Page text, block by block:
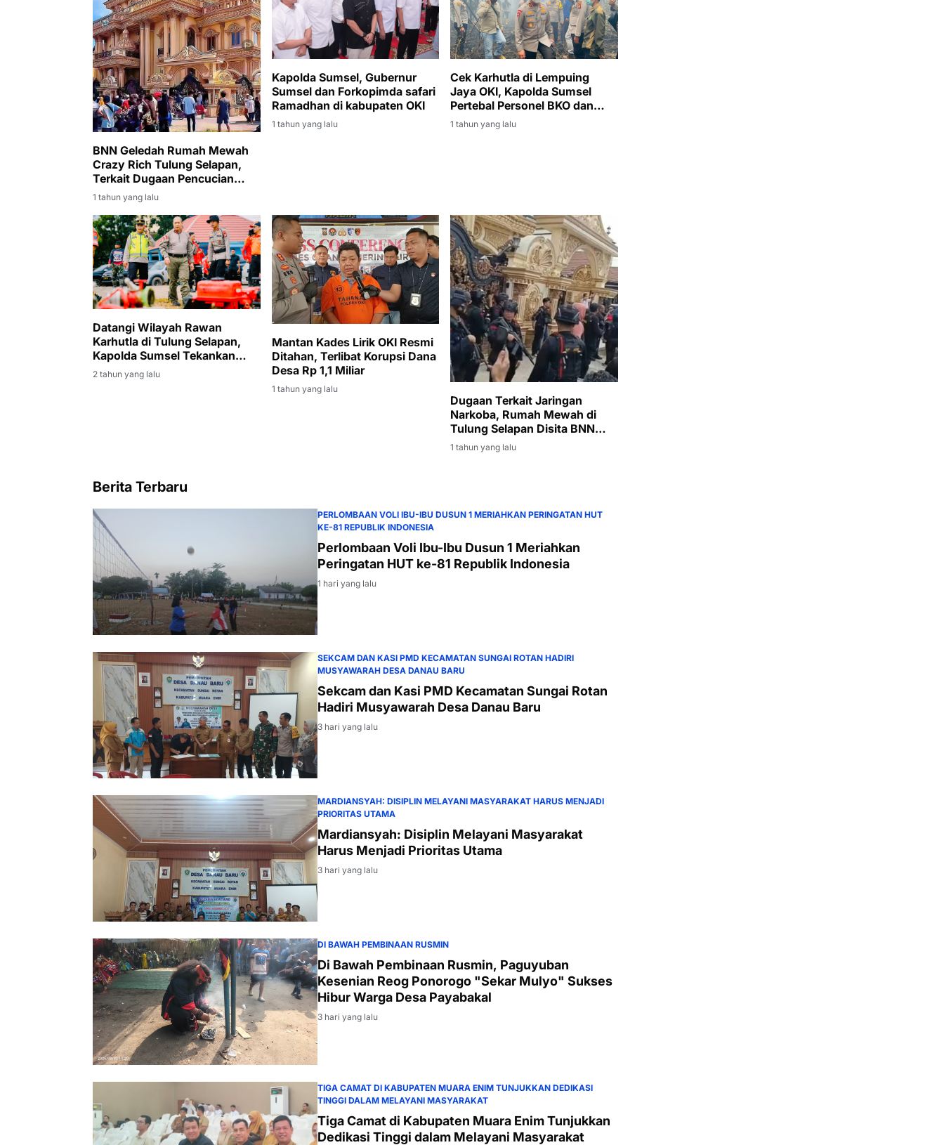
BNN Geledah Rumah Mewah
Crazy Rich Tulung Selapan,
Terkait Dugaan Pencucian
Uang Narkotika
1 tahun yang lalu
Kapolda Sumsel, Gubernur
Sumsel dan Forkopimda safari
Ramadhan di kabupaten OKI
1 tahun yang lalu
Cek Karhutla di Lempuing
Jaya OKI, Kapolda Sumsel
Pertebal Personel BKO dan
Brimob ke Lapangan
1 tahun yang lalu
Datangi Wilayah Rawan
Karhutla di Tulung Selapan,
Kapolda Sumsel Tekankan
Pentingnya Kesadaran dan
Sinergi Semua Elemen
2 tahun yang lalu
Mantan Kades Lirik OKI Resmi
Ditahan, Terlibat Korupsi Dana
Desa Rp 1,1 Miliar
1 tahun yang lalu
Dugaan Terkait Jaringan
Narkoba, Rumah Mewah di
Tulung Selapan Disita BNN
dan Brimob
1 tahun yang lalu
Berita Terbaru
PERLOMBAAN VOLI IBU-IBU DUSUN 1 MERIAHKAN PERINGATAN HUT
KE-81 REPUBLIK INDONESIA
Perlombaan Voli Ibu-Ibu Dusun 1 Meriahkan
Peringatan HUT ke-81 Republik Indonesia
1 hari yang lalu
SEKCAM DAN KASI PMD KECAMATAN SUNGAI ROTAN HADIRI
MUSYAWARAH DESA DANAU BARU
Sekcam dan Kasi PMD Kecamatan Sungai Rotan
Hadiri Musyawarah Desa Danau Baru
3 hari yang lalu
MARDIANSYAH: DISIPLIN MELAYANI MASYARAKAT HARUS MENJADI
PRIORITAS UTAMA
Mardiansyah: Disiplin Melayani Masyarakat
Harus Menjadi Prioritas Utama
3 hari yang lalu
DI BAWAH PEMBINAAN RUSMIN
Di Bawah Pembinaan Rusmin, Paguyuban
Kesenian Reog Ponorogo "Sekar Mulyo" Sukses
Hibur Warga Desa Payabakal
3 hari yang lalu
TIGA CAMAT DI KABUPATEN MUARA ENIM TUNJUKKAN DEDIKASI
TINGGI DALAM MELAYANI MASYARAKAT
Tiga Camat di Kabupaten Muara Enim Tunjukkan
Dedikasi Tinggi dalam Melayani Masyarakat